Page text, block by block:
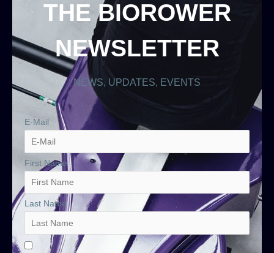
THE BIOROWER
NEWSLETTER
NEWS, UPDATES, EVENTS
E-Mail
First Name
Last Name